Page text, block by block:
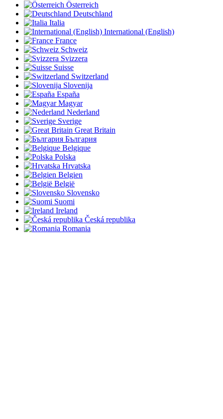
Österreich
Deutschland
Italia
International (English)
France
Schweiz
Svizzera
Suisse
Switzerland
Slovenija
España
Magyar
Nederland
Sverige
Great Britain
България
Belgique
Polska
Hrvatska
Belgien
België
Slovensko
Suomi
Ireland
Česká republika
Romania